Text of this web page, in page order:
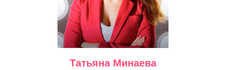
Татьяна Минаева